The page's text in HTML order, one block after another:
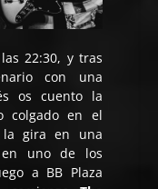
22:30, y tras
con una
os cuento la
colgado en el
gira en una
uno de los
a BB Plaza